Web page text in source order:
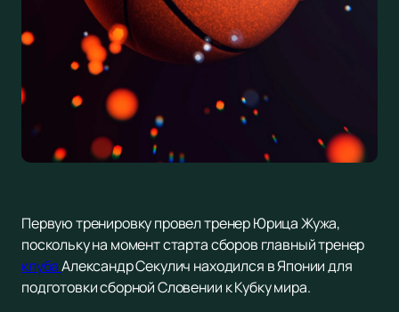
Первую тренировку провел тренер Юрица Жужа,
поскольку на момент старта сборов главный тренер
клубаАлександр Секулич находился в Японии для
подготовки сборной Словении к Кубку мира.